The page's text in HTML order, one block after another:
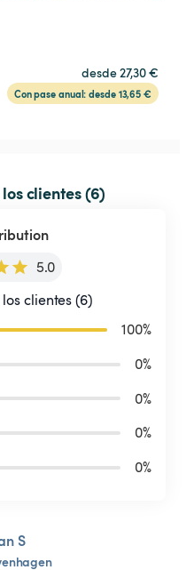
desde 27,30 €
Con pase anual: desde 13,65 €
clientes (6)
5.0
clientes (6)
100%
0%
0%
0%
0%
S